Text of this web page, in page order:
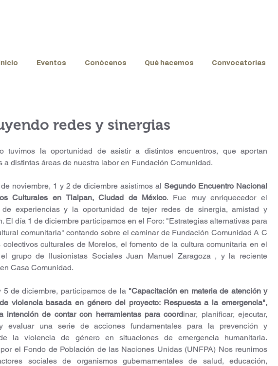
Inicio Eventos Conócenos Qué hacemos Convocatorias
redes y sinergias
tuvimos la oportunidad de asistir a distintos encuentros, que aportan
a distintas áreas de nuestra labor en Fundación Comunidad.
noviembre, 1 y 2 de diciembre asistimos al Segundo Encuentro Nacional
Culturales en Tlalpan, Ciudad de México. Fue muy enriquecedor el
de experiencias y la oportunidad de tejer redes de sinergia, amistad y
El día 1 de diciembre participamos en el Foro: "Estrategias alternativas para
comunitaria" contando sobre el caminar de Fundación Comunidad A C
colectivos culturales de Morelos, el fomento de la cultura comunitaria en el
grupo de Ilusionistas Sociales Juan Manuel Zaragoza , y la reciente
Casa Comunidad.
5 de diciembre, participamos de la "Capacitación en materia de atención y
violencia basada en género del proyecto: Respuesta a la emergencia",
intención de contar con herramientas para coordinar, planificar, ejecutar,
evaluar una serie de acciones fundamentales para la prevención y
la violencia de género en situaciones de emergencia humanitaria.
el Fondo de Población de las Naciones Unidas (UNFPA) Nos reunimos
sociales de organismos gubernamentales de salud, educación,